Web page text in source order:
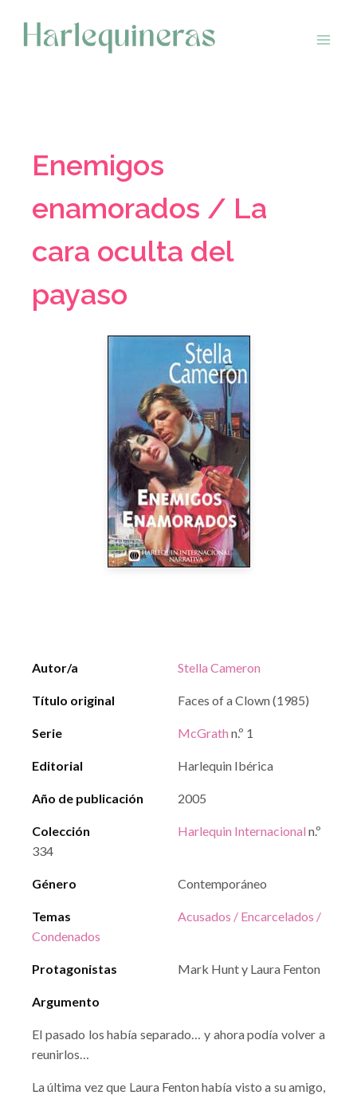
contenido
Enemigos
enamorados / La
cara oculta del
payaso
Autor/a Stella Cameron
Título original Faces of a Clown (1985)
Serie McGrath n.º 1
Editorial Harlequin Ibérica
Año de publicación 2005
Colección Harlequin Internacional n.º
334
Género Contemporáneo
Temas
Acusados / Encarcelados /
Condenados
Protagonistas Mark Hunt y Laura Fenton
Argumento
El pasado los había separado… y ahora podía volver a
reunirlos…
La última vez que Laura Fenton había visto a su amigo,